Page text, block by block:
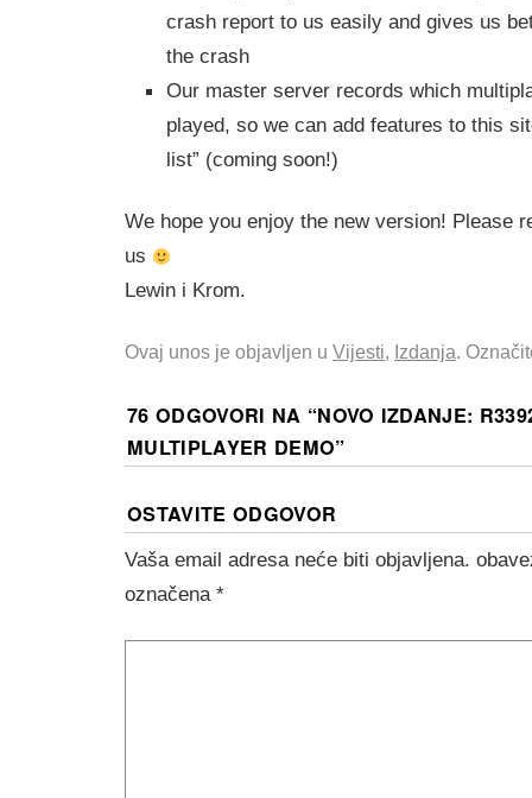
crash report to us easily and gives us
the crash
Our master server records which
played, so we can add features to this
list” (coming soon!)
We hope you enjoy the new version! Please
us
Lewin i Krom.
Ovaj unos je objavljen u Vijesti, Izdanja.
76 ODGOVORI NA “NOVO IZDANJE:
MULTIPLAYER DEMO”
OSTAVITE ODGOVOR
Vaša email adresa neće biti objavljena.
označena *